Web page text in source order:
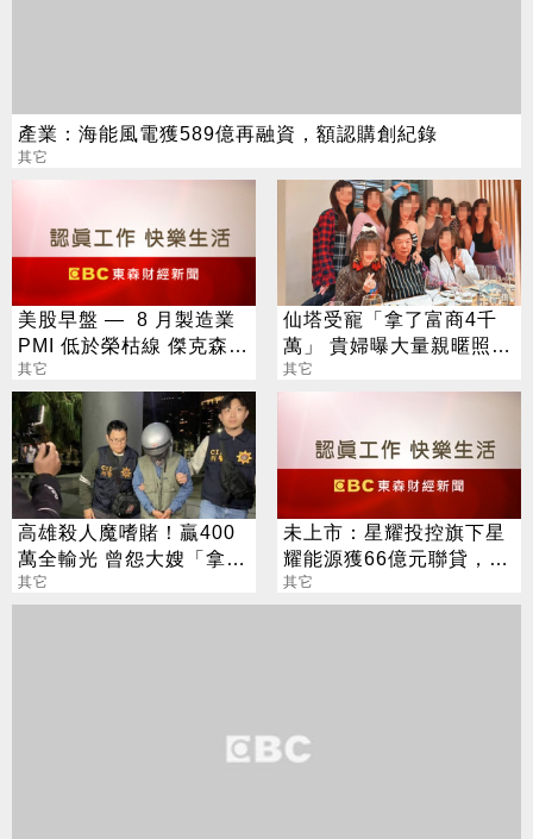
產業：海能風電獲589億再融資，額認購創紀錄
其它
美股早盤 — 8 月製造業
PMI 低於榮枯線 傑克森霍
爾開幕 道瓊開盤漲近 150
點
其它
仙塔受寵「拿了富商4千
萬」 貴婦曝大量親暱照
驚爆狗血內幕
其它
高雄殺人魔嗜賭！贏400
萬全輸光 曾怨大嫂「拿30
萬想換房」
其它
未上市：星耀投控旗下星
耀能源獲66億元聯貸，銀
行團超額認購182%
其它